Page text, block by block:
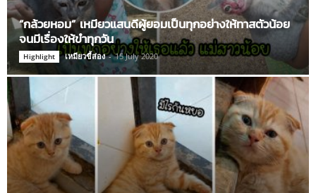
“กล้วยหอม” เหมียวแสนดีผู้ยอมเป็นทุกอย่างให้ทาสตัวน้อย
จนมีเรื่องให้ขำทุกวัน
Highlight เหมียวขี้ส่อง - 15 July 2020